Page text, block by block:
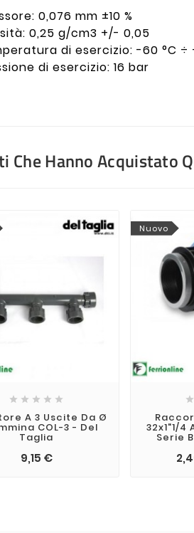
0,076 mm ±10 %
0,25 g/cm3 +/- 0,05
di esercizio: -60 °C ÷
di esercizio: 16 bar
Che Hanno Acquistato
    
A 3 Uscite Da Ø
COL-3 - Del
Taglia
9,15 €
Nuovo

32x1"1/4
Serie